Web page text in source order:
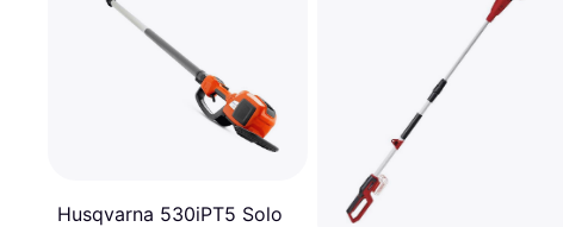
Husqvarna 530iPT5 Solo